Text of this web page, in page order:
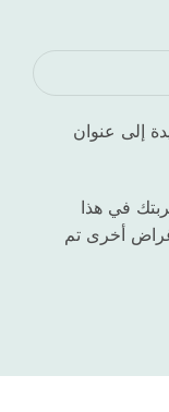
إلى عنوان
في هذا
أخرى تم